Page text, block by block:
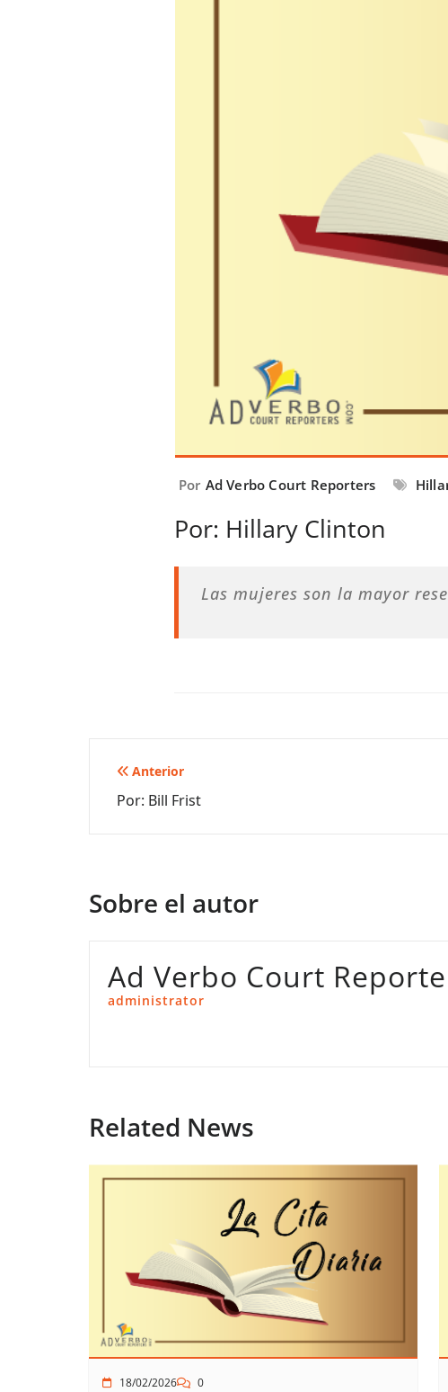
Por Ad Verbo Court Reporters
Por: Hillary Clinton
Las mujeres son la mayor
Navegación
de
Anterior
Por: Bill Frist
Sobre el autor
Ad Verbo Court
administrator
Related News
18/02/2026 0